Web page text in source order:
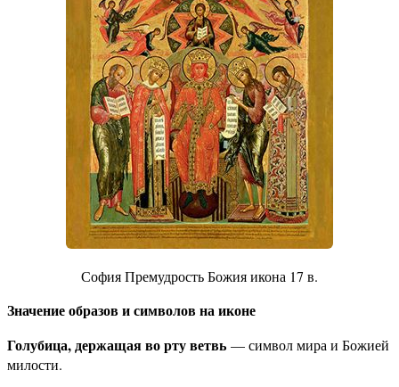
София Премудрость Божия икона 17 в.
Значение образов и символов на иконе
Голубица, держащая во рту ветвь — символ мира и Божией
милости.